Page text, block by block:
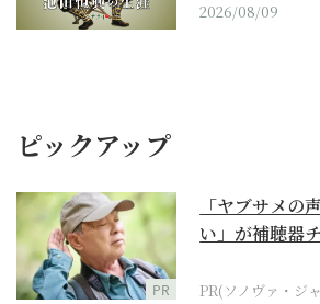
2026/08/09
ピックアップ
PR
「ヤブサメの
い」が補聴器
PR(ソノヴァ・ジ